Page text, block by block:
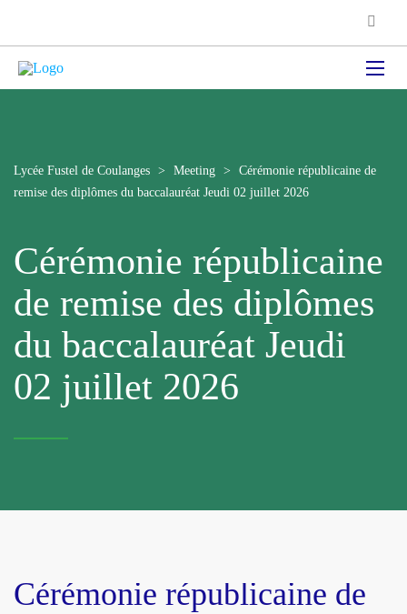
Lycée Fustel de Coulanges > Meeting >
Cérémonie républicaine de
remise des diplômes du baccalauréat Jeudi 02 juillet 2026
Cérémonie républicaine
de remise des diplômes
du baccalauréat Jeudi
02 juillet 2026
Cérémonie républicaine de